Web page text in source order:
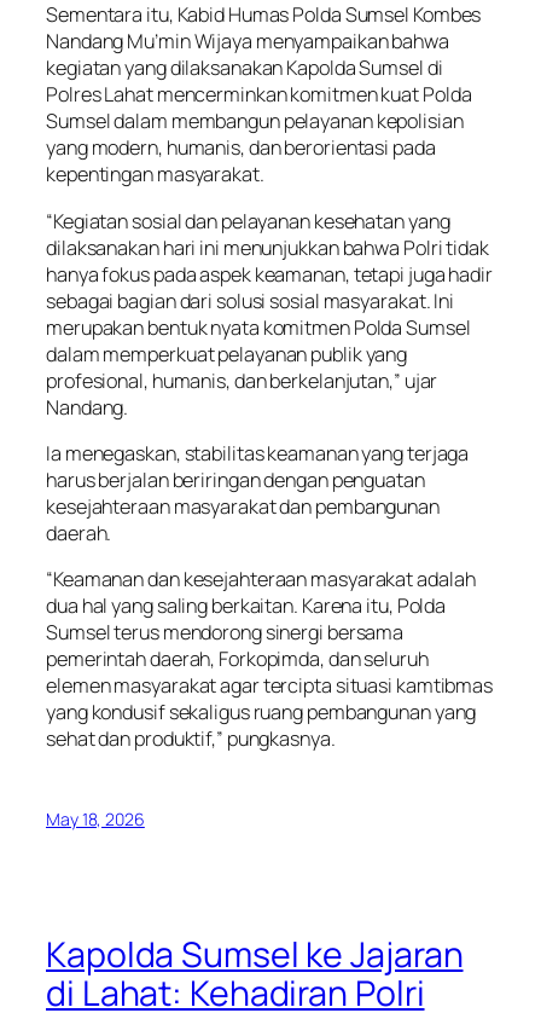
Sementara itu, Kabid Humas Polda Sumsel Kombes
Nandang Mu’min Wijaya menyampaikan bahwa
kegiatan yang dilaksanakan Kapolda Sumsel di
Polres Lahat mencerminkan komitmen kuat Polda
Sumsel dalam membangun pelayanan kepolisian
yang modern, humanis, dan berorientasi pada
kepentingan masyarakat.
“Kegiatan sosial dan pelayanan kesehatan yang
dilaksanakan hari ini menunjukkan bahwa Polri tidak
hanya fokus pada aspek keamanan, tetapi juga hadir
sebagai bagian dari solusi sosial masyarakat. Ini
merupakan bentuk nyata komitmen Polda Sumsel
dalam memperkuat pelayanan publik yang
profesional, humanis, dan berkelanjutan,” ujar
Nandang.
Ia menegaskan, stabilitas keamanan yang terjaga
harus berjalan beriringan dengan penguatan
kesejahteraan masyarakat dan pembangunan
daerah.
“Keamanan dan kesejahteraan masyarakat adalah
dua hal yang saling berkaitan. Karena itu, Polda
Sumsel terus mendorong sinergi bersama
pemerintah daerah, Forkopimda, dan seluruh
elemen masyarakat agar tercipta situasi kamtibmas
yang kondusif sekaligus ruang pembangunan yang
sehat dan produktif,” pungkasnya.
May 18, 2026
Kapolda Sumsel ke Jajaran
di Lahat: Kehadiran Polri